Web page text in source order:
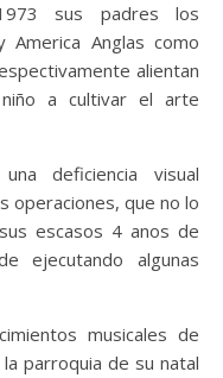
sus padres los
America Anglas como
alientan
a cultivar el arte
deficiencia visual
operaciones, que no lo
escasos 4 anos de
ejecutando algunas
musicales de
parroquia de su natal